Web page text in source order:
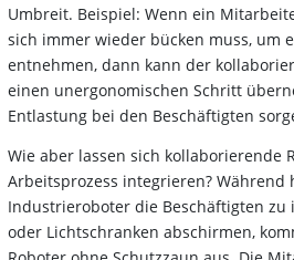
Umbreit. Beispiel: Wenn ein
sich immer wieder bücken muss, um
entnehmen, dann kann der
einen unergonomischen Schritt
Entlastung bei den Beschäftigten
Wie aber lassen sich kollaborierende
Arbeitsprozess integrieren? Während
Industrieroboter die Beschäftigten zu
oder Lichtschranken abschirmen,